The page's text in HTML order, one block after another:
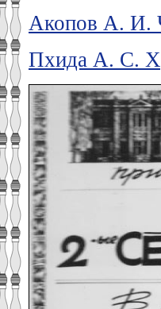
Акопов А. И.
Пхида А. С.